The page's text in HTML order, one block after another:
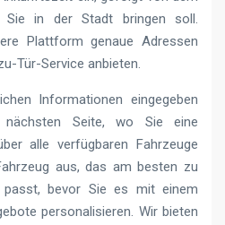
in der Stadt bringen soll.
Plattform genaue Adressen
Tür-Service anbieten.
Informationen eingegeben
Seite, wo Sie eine
alle verfügbaren Fahrzeuge
aus, das am besten zu
passt, bevor Sie es mit einem
personalisieren. Wir bieten